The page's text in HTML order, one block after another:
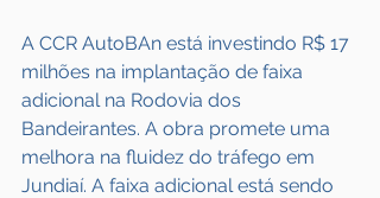
A CCR AutoBAn está investindo R$ 17
milhões na implantação de faixa
adicional na Rodovia dos
Bandeirantes. A obra promete uma
melhora na fluidez do tráfego em
Jundiaí. A faixa adicional está sendo